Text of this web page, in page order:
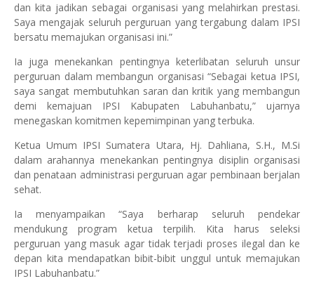
dan kita jadikan sebagai organisasi yang melahirkan prestasi.
Saya mengajak seluruh perguruan yang tergabung dalam IPSI
bersatu memajukan organisasi ini.”
Ia juga menekankan pentingnya keterlibatan seluruh unsur
perguruan dalam membangun organisasi “Sebagai ketua IPSI,
saya sangat membutuhkan saran dan kritik yang membangun
demi kemajuan IPSI Kabupaten Labuhanbatu,” ujarnya
menegaskan komitmen kepemimpinan yang terbuka.
Ketua Umum IPSI Sumatera Utara, Hj. Dahliana, S.H., M.Si
dalam arahannya menekankan pentingnya disiplin organisasi
dan penataan administrasi perguruan agar pembinaan berjalan
sehat.
Ia menyampaikan “Saya berharap seluruh pendekar
mendukung program ketua terpilih. Kita harus seleksi
perguruan yang masuk agar tidak terjadi proses ilegal dan ke
depan kita mendapatkan bibit-bibit unggul untuk memajukan
IPSI Labuhanbatu.”